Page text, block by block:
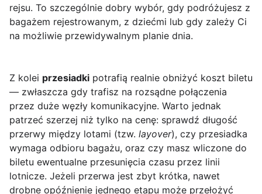
rejsu. To szczególnie dobry wybór, gdy podróżujesz z
bagażem rejestrowanym, z dziećmi lub gdy zależy Ci
na możliwie przewidywalnym planie dnia.
Z kolei przesiadki potrafią realnie obniżyć koszt biletu
— zwłaszcza gdy trafisz na rozsądne połączenia
przez duże węzły komunikacyjne. Warto jednak
patrzeć szerzej niż tylko na cenę: sprawdź długość
przerwy między lotami (tzw. layover), czy przesiadka
wymaga odbioru bagażu, oraz czy masz wliczone do
biletu ewentualne przesunięcia czasu przez linii
lotnicze. Jeżeli przerwa jest zbyt krótka, nawet
drobne opóźnienie jednego etapu może przełożyć